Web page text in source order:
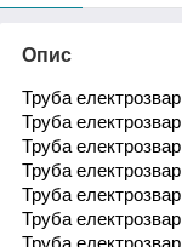
Опис
Труба
Труба
Труба
Труба
Труба
Труба
Труба